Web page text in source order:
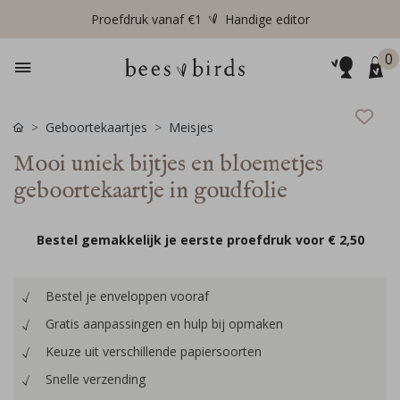
Proefdruk vanaf €1 Handige editor
0
Geboortekaartjes Meisjes
Mooi uniek bijtjes en bloemetjes
geboortekaartje in goudfolie
Bestel gemakkelijk je eerste proefdruk voor € 2,50
Bestel je enveloppen vooraf
Gratis aanpassingen en hulp bij opmaken
Keuze uit verschillende papiersoorten
Snelle verzending